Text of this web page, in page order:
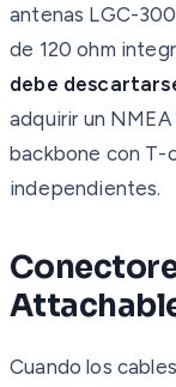
antenas LGC-
de 120 ohm
debe
adquirir un
backbone con T-
independientes.
Cuando los